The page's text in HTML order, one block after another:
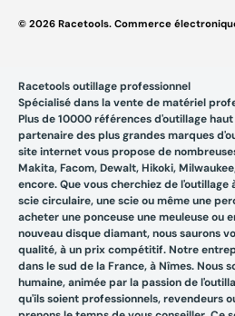
© 2026 Racetools. Commerce
Racetools outillage professionnel
Spécialisé dans la vente de matériel
Plus de 10000 références d'outillage
partenaire des plus grandes marques
site internet vous propose de
Makita, Facom, Dewalt, Hikoki,
encore. Que vous cherchiez de l'outillage
scie circulaire, une scie ou même une
acheter une ponceuse une meuleuse ou
nouveau disque diamant, nous saurons
qualité, à un prix compétitif. Notre
dans le sud de la France, à Nîmes. Nous
humaine, animée par la passion de
qu'ils soient professionnels, revendeurs